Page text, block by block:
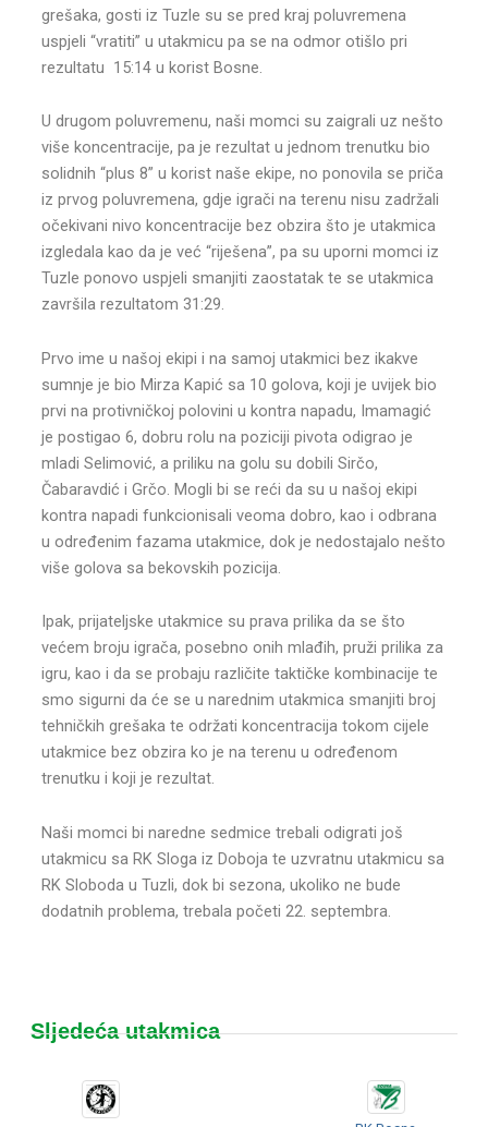
grešaka, gosti iz Tuzle su se pred kraj poluvremena
uspjeli “vratiti” u utakmicu pa se na odmor otišlo pri
rezultatu 15:14 u korist Bosne.
U drugom poluvremenu, naši momci su zaigrali uz nešto
više koncentracije, pa je rezultat u jednom trenutku bio
solidnih “plus 8” u korist naše ekipe, no ponovila se priča
iz prvog poluvremena, gdje igrači na terenu nisu zadržali
očekivani nivo koncentracije bez obzira što je utakmica
izgledala kao da je već “riješena”, pa su uporni momci iz
Tuzle ponovo uspjeli smanjiti zaostatak te se utakmica
završila rezultatom 31:29.
Prvo ime u našoj ekipi i na samoj utakmici bez ikakve
sumnje je bio Mirza Kapić sa 10 golova, koji je uvijek bio
prvi na protivničkoj polovini u kontra napadu, Imamagić
je postigao 6, dobru rolu na poziciji pivota odigrao je
mladi Selimović, a priliku na golu su dobili Sirčo,
Čabaravdić i Grčo. Mogli bi se reći da su u našoj ekipi
kontra napadi funkcionisali veoma dobro, kao i odbrana
u određenim fazama utakmice, dok je nedostajalo nešto
više golova sa bekovskih pozicija.
Ipak, prijateljske utakmice su prava prilika da se što
većem broju igrača, posebno onih mlađih, pruži prilika za
igru, kao i da se probaju različite taktičke kombinacije te
smo sigurni da će se u narednim utakmica smanjiti broj
tehničkih grešaka te održati koncentracija tokom cijele
utakmice bez obzira ko je na terenu u određenom
trenutku i koji je rezultat.
Naši momci bi naredne sedmice trebali odigrati još
utakmicu sa RK Sloga iz Doboja te uzvratnu utakmicu sa
RK Sloboda u Tuzli, dok bi sezona, ukoliko ne bude
dodatnih problema, trebala početi 22. septembra.
Sljedeća utakmica